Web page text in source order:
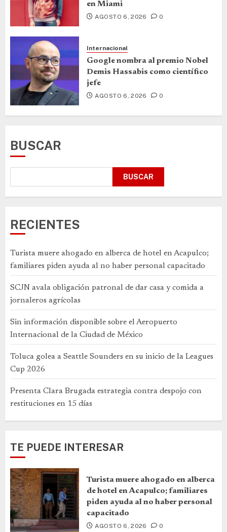
en Miami
AGOSTO 6, 2026 0
Internacional
Google nombra al premio Nobel
Demis Hassabis como científico
jefe
AGOSTO 6, 2026 0
BUSCAR
BUSCAR
RECIENTES
Turista muere ahogado en alberca de hotel en Acapulco;
familiares piden ayuda al no haber personal capacitado
SCJN avala obligación patronal de dar casa y comida a
jornaleros agrícolas
Sin información disponible sobre el Aeropuerto
Internacional de la Ciudad de México
Toluca golea a Seattle Sounders en su inicio de la Leagues
Cup 2026
Presenta Clara Brugada estrategia contra despojo con
restituciones en 15 días
TE PUEDE INTERESAR
Turista muere ahogado en alberca
de hotel en Acapulco; familiares
piden ayuda al no haber personal
capacitado
AGOSTO 6, 2026 0